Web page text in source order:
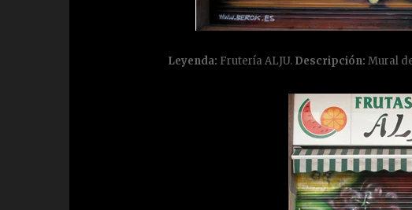
Leyenda: Frutería ALJU. Descripción: Mural